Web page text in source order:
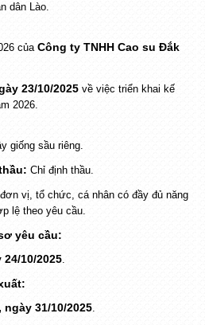
dân Lào.
của Công ty TNHH Cao su Đắk
23/10/2025 về việc triển khai kế
2026.
giống sầu riêng.
Chỉ định thầu.
vị, tổ chức, cá nhân có đầy đủ năng
lệ theo yêu cầu.
yêu cầu:
10/2025.
ngày 31/10/2025.